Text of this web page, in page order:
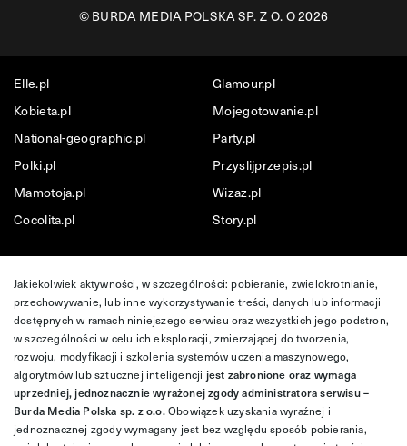
©BURDA MEDIA POLSKA SP. Z O. O 2026
Elle.pl
Glamour.pl
Kobieta.pl
Mojegotowanie.pl
National-geographic.pl
Party.pl
Polki.pl
Przyslijprzepis.pl
Mamotoja.pl
Wizaz.pl
Cocolita.pl
Story.pl
Jakiekolwiek aktywności, w szczególności: pobieranie, zwielokrotnianie,
przechowywanie, lub inne wykorzystywanie treści, danych lub informacji
dostępnych w ramach niniejszego serwisu oraz wszystkich jego podstron,
w szczególności w celu ich eksploracji, zmierzającej do tworzenia,
rozwoju, modyfikacji i szkolenia systemów uczenia maszynowego,
algorytmów lub sztucznej inteligencji jest zabronione oraz wymaga
uprzedniej, jednoznacznie wyrażonej zgody administratora serwisu –
Burda Media Polska sp. z o.o.Obowiązek uzyskania wyraźnej i
jednoznacznej zgody wymagany jest bez względu sposób pobierania,